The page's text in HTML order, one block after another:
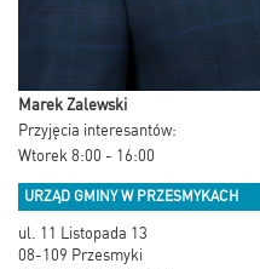
Marek Zalewski
Przyjęcia interesantów:
Wtorek 8:00 - 16:00
URZĄD GMINY W PRZESMYKACH
ul. 11 Listopada 13
08-109 Przesmyki